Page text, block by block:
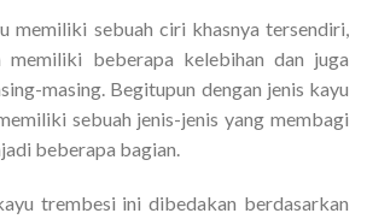
memiliki sebuah ciri khasnya tersendiri,
memiliki beberapa kelebihan dan juga
masing. Begitupun dengan jenis kayu
sebuah jenis-jenis yang membagi
beberapa bagian.
trembesi ini dibedakan berdasarkan